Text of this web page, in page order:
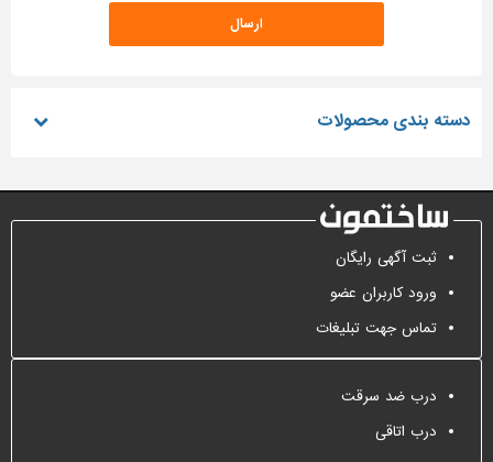
دسته بندی محصولات
ثبت آگهی رایگان
ورود کاربران عضو
تماس جهت تبلیغات
درب ضد سرقت
درب اتاقی